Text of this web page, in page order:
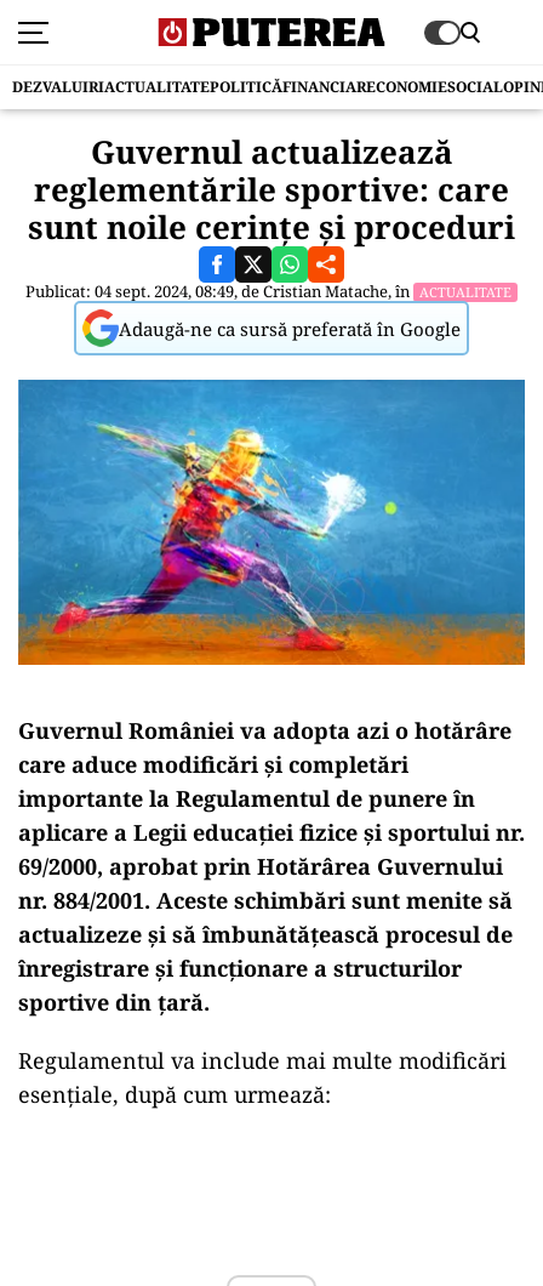
DEZVALUIRIACTUALITATEPOLITICĂFINANCIARECONOMIESOCIAL
Guvernul actualizează
reglementările sportive: care
sunt noile cerințe și proceduri
Publicat: 04 sept. 2024, 08:49, deCristian Matache, în ACTUALITATE
Adaugă-ne ca sursă preferată în Google
Guvernul României va adopta azi o hotărâre
care aduce modificări și completări
importante la Regulamentul de punere în
aplicare a Legii educației fizice și sportului nr.
69/2000, aprobat prin Hotărârea Guvernului
nr. 884/2001. Aceste schimbări sunt menite să
actualizeze și să îmbunătățească procesul de
înregistrare și funcționare a structurilor
sportive din țară.
Regulamentul va include mai multe modificări
esențiale, după cum urmează: